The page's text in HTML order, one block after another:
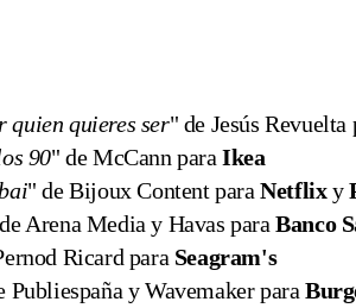
quien quieres ser" de Jesús Revuelta
90" de McCann paraIkea
" de Bijoux Content paraNetflixy
Arena Media y Havas paraBanco
Ricard para Seagram's
Publiespaña y Wavemaker para